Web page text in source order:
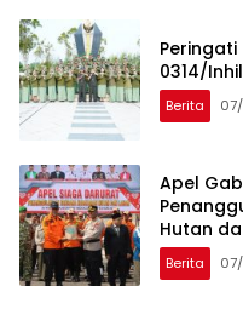
Peringati
0314/
Berita
Apel
Hutan
Berita